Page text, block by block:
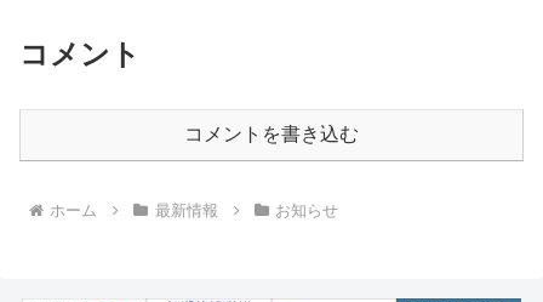
コメント
コメントを書き込む
ホーム 最新情報 お知らせ